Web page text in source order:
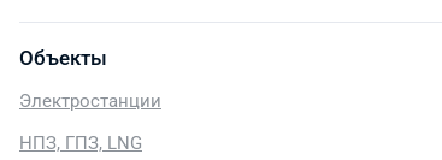
Объекты
Электростанции
НПЗ, ГПЗ, LNG